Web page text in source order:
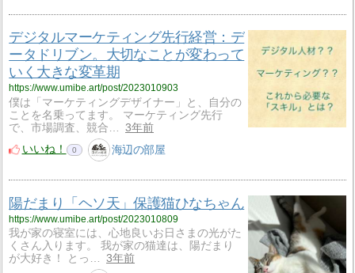
デジタルマーケティング先行経営：デ
ータドリブン。大切なことが変わって
いく大きな変革期
https://www.umibe.art/post/2023010903
僕は「マーケティングデザイナー」と、自分の
ことを名乗ってます。 マーケティング先行
で、市場調査、競合…
3年前
いいね！
0 海辺の部屋
陽だまり「ヘソ天」保護猫ひなちゃん
https://www.umibe.art/post/2023010809
我が家の寝室には、心地良いお日さまの光がた
くさん入ります。 我が家の猫達は、陽だまり
が大好き！ とっ…
3年前